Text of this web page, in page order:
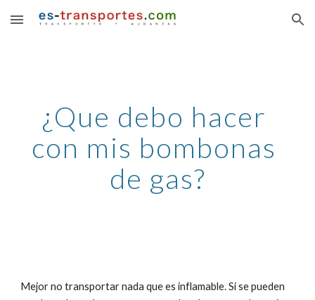
Skip to main content Skip to navigation
¿Que debo hacer
con mis bombonas
de gas?
Mejor no transportar nada que es inflamable. Si se pueden